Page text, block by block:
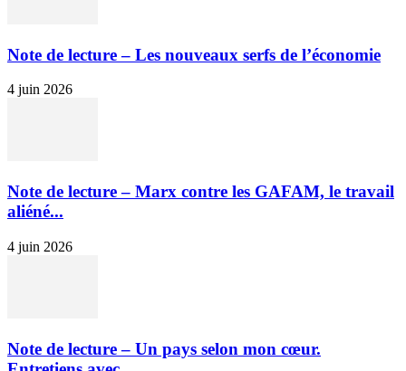
Note de lecture – Les nouveaux serfs de l’économie
4 juin 2026
Note de lecture – Marx contre les GAFAM, le travail
aliéné...
4 juin 2026
Note de lecture – Un pays selon mon cœur.